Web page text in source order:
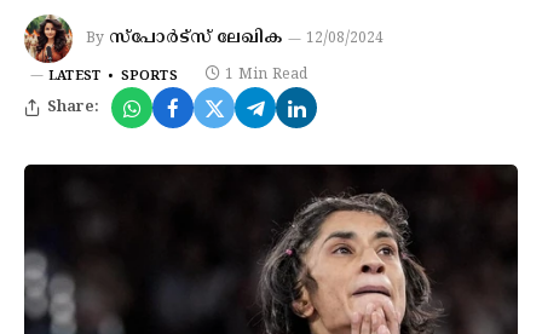
By സ്പോർട്സ് ലേഖിക 12/08/2024
LATEST SPORTS 1 Min Read
Share: